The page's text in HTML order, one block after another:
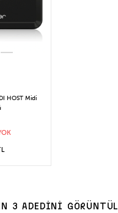
HOST Midi
3 ADEDİNİ